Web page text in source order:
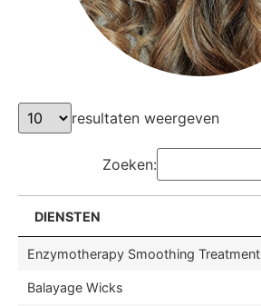
resultaten weergeven
Zoeken:
DIENSTEN
Enzymotherapy Smoothing Treatment
Balayage Wicks